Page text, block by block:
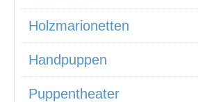
Holzmarionetten
Handpuppen
Puppentheater